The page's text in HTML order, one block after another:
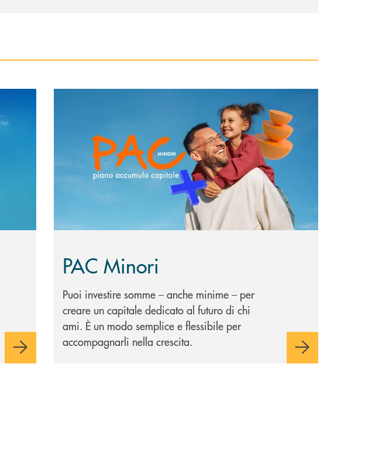
PAC Minori
Puoi investire somme – anche minime – per
creare un capitale dedicato al futuro di chi
ami. È un modo semplice e flessibile per
accompagnarli nella crescita.